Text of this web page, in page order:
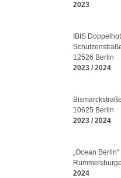
2023
IBIS
12526 Berlin
2023 / 2024
10625 Berlin
2023 / 2024
„Ocean
2024